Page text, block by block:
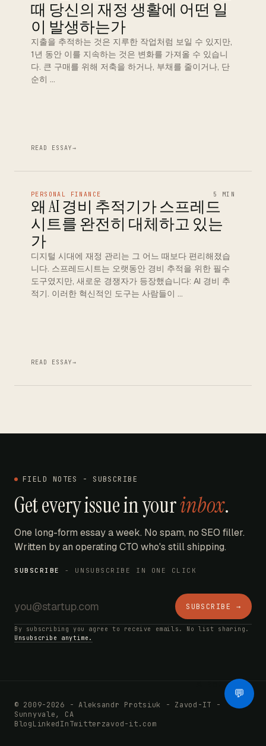
때 당신의 재정 생활에 어떤 일
이 발생하는가
지출을 추적하는 것은 지루한 작업처럼 보일 수 있지만,
1년 동안 이를 지속하는 것은 변화를 가져올 수 있습니
다. 큰 구매를 위해 저축을 하거나, 부채를 줄이거나, 단
순히 …
READ ESSAY→
PERSONAL FINANCE 5 MIN
왜 AI 경비 추적기가 스프레드
시트를 완전히 대체하고 있는
가
디지털 시대에 재정 관리는 그 어느 때보다 편리해졌습
니다. 스프레드시트는 오랫동안 경비 추적을 위한 필수
도구였지만, 새로운 경쟁자가 등장했습니다: AI 경비 추
적기. 이러한 혁신적인 도구는 사람들이 …
READ ESSAY→
FIELD NOTES - SUBSCRIBE
Get every issue in yourinbox.
One long-form essay a week. No spam, no SEO filler.
Written by an operating CTO who's still shipping.
SUBSCRIBE - UNSUBSCRIBE IN ONE CLICK
SUBSCRIBE →
By subscribing you agree to receive emails. No list sharing.
Unsubscribe anytime.
© 2009-2026 - Aleksandr Protsiuk - Zavod-IT -
Sunnyvale, CA
BlogLinkedInTwitterzavod-it.com
💬